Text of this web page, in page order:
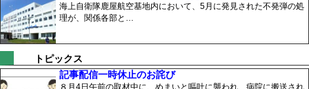
海上自衛隊鹿屋航空基地内において、5月に発見された不発弾の処
理が、関係各部と…
トピックス
記事配信一時休止のお詫び
８月4日午前の取材中に、めまいと嘔吐に襲われ、病院に搬送され